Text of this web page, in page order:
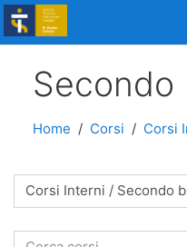
Vai al contenuto principale
Secondo
Home Corsi Corsi
di corso